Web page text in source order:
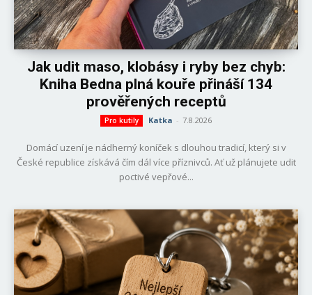
Jak udit maso, klobásy i ryby bez chyb:
Kniha Bedna plná kouře přináší 134
prověřených receptů
Pro kutily Katka - 7.8.2026
Domácí uzení je nádherný koníček s dlouhou tradicí, který si v
České republice získává čím dál více příznivců. Ať už plánujete udit
poctivé vepřové...